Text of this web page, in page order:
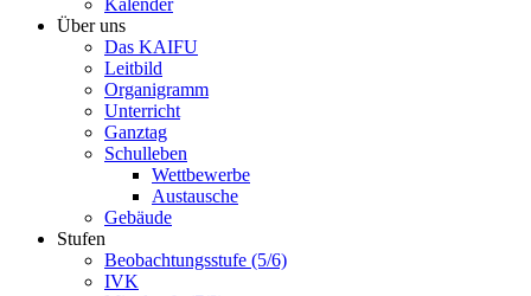
Kalender
Über uns
Das KAIFU
Leitbild
Organigramm
Unterricht
Ganztag
Schulleben
Wettbewerbe
Austausche
Gebäude
Stufen
Beobachtungsstufe (5/6)
IVK